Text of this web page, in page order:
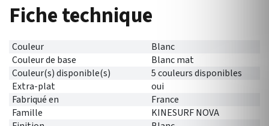
Fiche technique
Couleur
Blanc
Couleur de base
Blanc mat
Couleur(s) disponible(s)
5 couleurs disponibles
Extra-plat
oui
Fabriqué en
France
Famille
KINESURF NOVA